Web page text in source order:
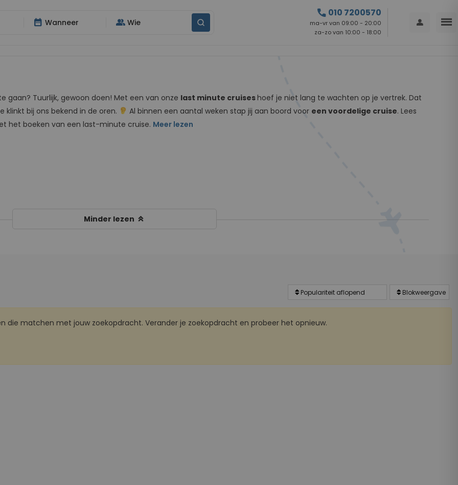
date_range Wanneer group Wie
call 010 7200570
ma-vr van 09:00 - 20:00
za-zo van 10:00 - 18:00
person menu
Tuurlijk, gewoon doen! Met een van onze last minute cruiseshoef je niet lang te wachten op je vertrek. Dat
klinkt bij ons bekend in de oren.
Al binnen een aantal weken stap jij aan boord voor een voordelige cruise. Lees
het boeken van een last-minute cruise. Meer lezen
Minder lezen keyboard_double_arrow_up
die matchen met jouw zoekopdracht. Verander je zoekopdracht en probeer het opnieuw.